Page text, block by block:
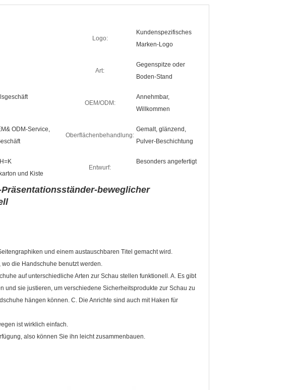
Logo:
Kundenspezifisches
Marken-Logo
Art:
Gegenspitze oder
Boden-Stand
OEM/ODM:
Annehmbar,
Willkommen
ODM-Service,
Oberflächenbehandlung:
Gemalt, glänzend,
Pulver-Beschichtung
und Kiste
Entwurf:
Besonders angefertigt
beweglicher
und einem austauschbaren Titel gemacht wird.
die Handschuhe benutzt werden.
auf unterschiedliche Arten zur Schau stellen funktionell. A. Es gibt
sie justieren, um verschiedene Sicherheitsprodukte zur Schau zu
hängen können. C. Die Anrichte sind auch mit Haken für
ist wirklich einfach.
also können Sie ihn leicht zusammenbauen.